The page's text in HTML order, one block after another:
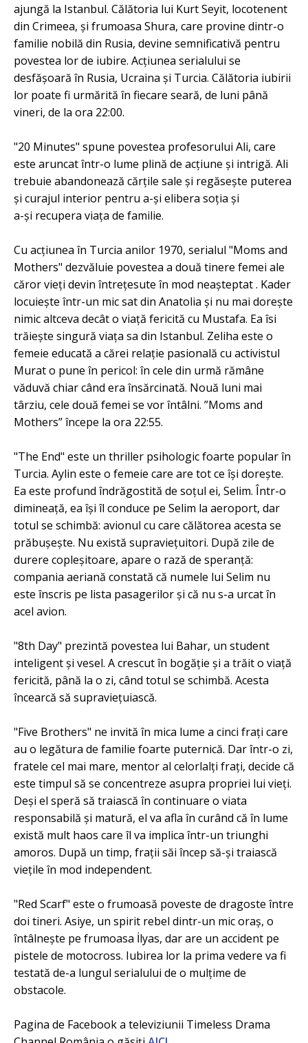
ajungă la Istanbul. Călătoria lui Kurt Seyit, locotenent
din Crimeea, și frumoasa Shura, care provine dintr-o
familie nobilă din Rusia, devine semnificativă pentru
povestea lor de iubire. Acțiunea serialului se
desfășoară în Rusia, Ucraina și Turcia. Călătoria iubirii
lor poate fi urmărită în fiecare seară, de luni până
vineri, de la ora 22:00.
"20 Minutes" spune povestea profesorului Ali, care
este aruncat într-o lume plină de acțiune și intrigă. Ali
trebuie abandonează cărțile sale și regăsește puterea
și curajul interior pentru a-și elibera soția și
a-și recupera viața de familie.
Cu acțiunea în Turcia anilor 1970, serialul "Moms and
Mothers" dezvăluie povestea a două tinere femei ale
căror vieți devin întrețesute în mod neașteptat . Kader
locuiește într-un mic sat din Anatolia și nu mai dorește
nimic altceva decât o viață fericită cu Mustafa. Ea îsi
trăiește singură viața sa din Istanbul. Zeliha este o
femeie educată a cărei relație pasională cu activistul
Murat o pune în pericol: în cele din urmă rămâne
văduvă chiar când era însărcinată. Nouă luni mai
târziu, cele două femei se vor întâlni. ”Moms and
Mothers” începe la ora 22:55.
"The End" este un thriller psihologic foarte popular în
Turcia. Aylin este o femeie care are tot ce își dorește.
Ea este profund îndrăgostită de soțul ei, Selim. Într-o
dimineață, ea își îl conduce pe Selim la aeroport, dar
totul se schimbă: avionul cu care călătorea acesta se
prăbușește. Nu există supraviețuitori. După zile de
durere copleșitoare, apare o rază de speranță:
compania aeriană constată că numele lui Selim nu
este înscris pe lista pasagerilor și că nu s-a urcat în
acel avion.
"8th Day" prezintă povestea lui Bahar, un student
inteligent și vesel. A crescut în bogăție și a trăit o viață
fericită, până la o zi, când totul se schimbă. Acesta
încearcă să supraviețuiască.
"Five Brothers" ne invită în mica lume a cinci frați care
au o legătura de familie foarte puternică. Dar într-o zi,
fratele cel mai mare, mentor al celorlalți frați, decide că
este timpul să se concentreze asupra propriei lui vieți.
Deși el speră să traiască în continuare o viata
responsabilă și matură, el va afla în curând că în lume
există mult haos care îl va implica într-un triunghi
amoros. După un timp, frații săi încep să-și traiască
viețile în mod independent.
"Red Scarf" este o frumoasă poveste de dragoste între
doi tineri. Asiye, un spirit rebel dintr-un mic oraș, o
întâlnește pe frumoasa İlyas, dar are un accident pe
pistele de motocross. Iubirea lor la prima vedere va fi
testată de-a lungul serialului de o mulțime de
obstacole.
Pagina de Facebook a televiziunii Timeless Drama